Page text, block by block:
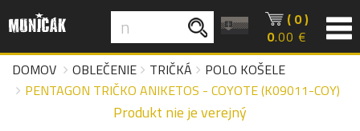
( 0 )
0.00 €
DOMOV
OBLEČENIE TRIČKÁ
POLO KOŠELE
PENTAGON TRIČKO ANIKETOS - COYOTE (K09011-COY)
Produkt nie je verejný